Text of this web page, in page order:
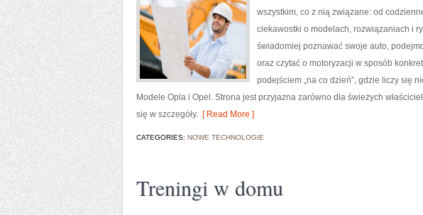
wszystkim, co z nią związane: od
ciekawostki o modelach, rozwiązaniach i
świadomiej poznawać swoje auto,
oraz czytać o motoryzacji w sposób
podejściem „na co dzień”, gdzie liczy się
Modele Opla i Opel. Strona jest przyjazna zarówno dla świeżych
się w szczegóły. [ Read More ]
CATEGORIES: NOWE TECHNOLOGIE
Treningi w domu